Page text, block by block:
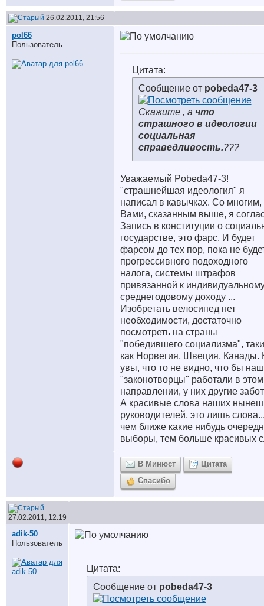
26.02.2011, 21:56
pol66
Пользователь
Цитата:
Сообщение от pobeda47-3
Скажите , а что
страшного в идеологии
социальная
справедливость.???
Уважаемый Pobeda47-3!
"страшнейшая идеология" я
написал в кавычках. Со многим,
Вами, сказанным выше, я
Запись в конституции о
государстве, это фарс. И будет
фарсом до тех пор, пока не
прогрессивного подоходного
налога, системы штрафов
привязанной к
среднегодовому доходу ...
Изобретать велосипед нет
необходимости, достаточно
посмотреть на страны
"победившего социализма",
как Норвегия, Швеция, Канады.
увы, что то не видно, что бы
"законотворцы" работали в этом
направлении, у них другие
А красивые слова наших
руководителей, это лишь
чем ближе какие нибудь
выборы, тем больше красивых
В Минюст
Цитата
Спасибо
27.02.2011, 12:19
adik-50
Пользователь
Цитата:
Сообщение от pobeda47-3